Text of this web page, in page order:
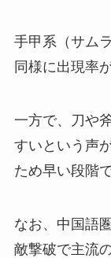
手甲系（サム
同様に出現率
一方で、刀や
すいという声
ため早い段階
なお、中国語
敵撃破で主流